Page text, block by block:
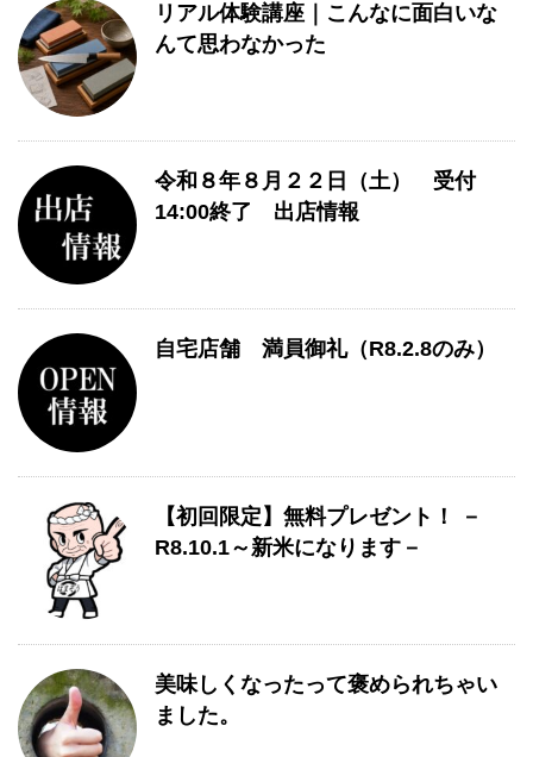
リアル体験講座｜こんなに面白いな
んて思わなかった
令和８年８月２２日（土） 受付
14:00終了 出店情報
自宅店舗 満員御礼（R8.2.8のみ）
【初回限定】無料プレゼント！ －
R8.10.1～新米になります－
美味しくなったって褒められちゃい
ました。